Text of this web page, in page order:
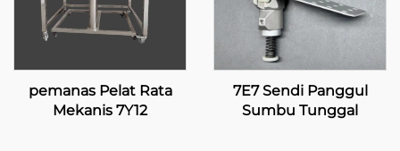
pemanas Pelat Rata
Mekanis 7Y12
7E7 Sendi Panggul
Sumbu Tunggal